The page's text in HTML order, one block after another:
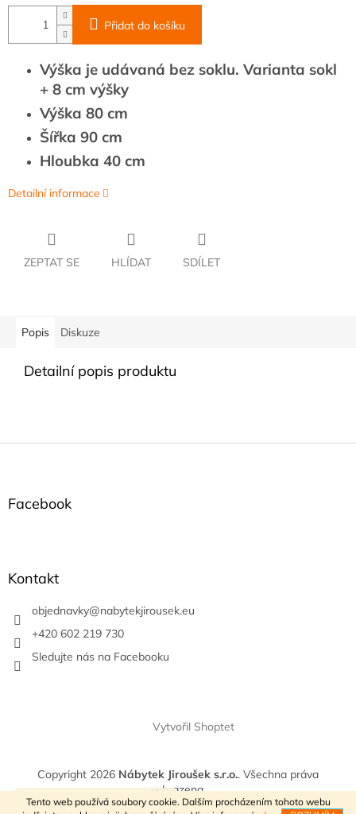
Tento web používá soubory cookie. Dalším procházením tohoto webu
VÍTEJTE V NAŠEM E-SHOPU
Přidat do košíku
Výška je udávaná bez soklu. Varianta sokl
+ 8 cm výšky
Výška 80 cm
Šířka 90 cm
Hloubka 40 cm
Detailní informace
ZEPTAT SE HLÍDAT SDÍLET
Popis Diskuze
Detailní popis produktu
Z
Facebook
Kontakt
objednavky@nabytekjirousek.eu
+420 602 219 730
Sledujte nás na Facebooku
Vytvořil Shoptet
Copyright 2026 Nábytek Jiroušek s.r.o.. Všechna práva
vyhrazena.